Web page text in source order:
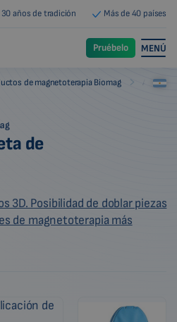
30 años de tradición Más de 40 países
Pruébelo MENÚ
de magnetoterapia Biomag
de